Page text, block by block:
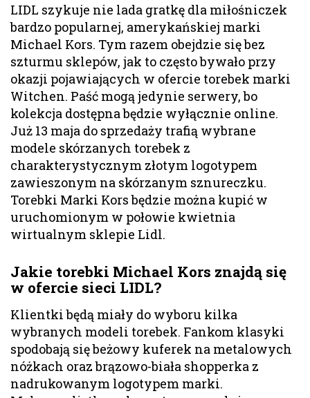
LIDL szykuje nie lada gratkę dla miłośniczek
bardzo popularnej, amerykańskiej marki
Michael Kors. Tym razem obejdzie się bez
szturmu sklepów, jak to często bywało przy
okazji pojawiających w ofercie torebek marki
Witchen. Paść mogą jedynie serwery, bo
kolekcja dostępna będzie wyłącznie online.
Już 13 maja do sprzedaży trafią wybrane
modele skórzanych torebek z
charakterystycznym złotym logotypem
zawieszonym na skórzanym sznureczku.
Torebki Marki Kors będzie można kupić w
uruchomionym w połowie kwietnia
wirtualnym sklepie Lidl.
Jakie torebki Michael Kors znajdą się
w ofercie sieci LIDL?
Klientki będą miały do wyboru kilka
wybranych modeli torebek. Fankom klasyki
spodobają się beżowy kuferek na metalowych
nóżkach oraz brązowo-biała shopperka z
nadrukowanym logotypem marki.